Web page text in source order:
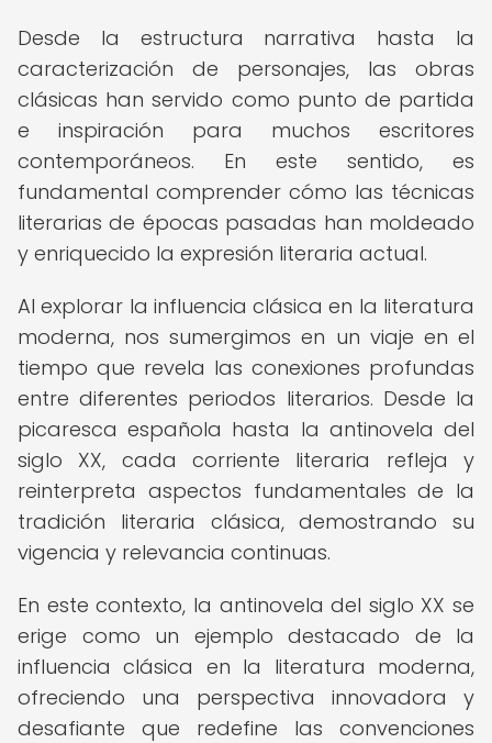
Desde la estructura narrativa hasta la
caracterización de personajes, las obras
clásicas han servido como punto de partida
e inspiración para muchos escritores
contemporáneos. En este sentido, es
fundamental comprender cómo las técnicas
literarias de épocas pasadas han moldeado
y enriquecido la expresión literaria actual.
Al explorar la influencia clásica en la literatura
moderna, nos sumergimos en un viaje en el
tiempo que revela las conexiones profundas
entre diferentes periodos literarios. Desde la
picaresca española hasta la antinovela del
siglo XX, cada corriente literaria refleja y
reinterpreta aspectos fundamentales de la
tradición literaria clásica, demostrando su
vigencia y relevancia continuas.
En este contexto, la antinovela del siglo XX se
erige como un ejemplo destacado de la
influencia clásica en la literatura moderna,
ofreciendo una perspectiva innovadora y
desafiante que redefine las convenciones